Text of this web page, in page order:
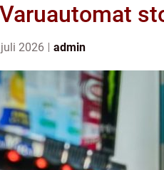
Varuautomat
2026 admin